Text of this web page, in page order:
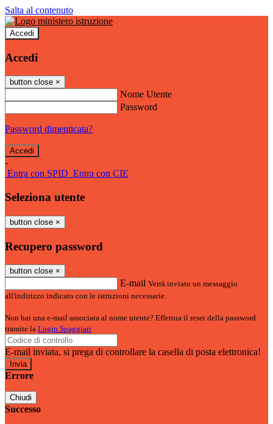
Salta al contenuto
Accedi
Accedi
button close ×
Nome Utente
Password
Password dimenticata?
-
Entra con SPID Entra con CIE
Seleziona utente
button close ×
Recupero password
button close ×
E-mail Verrà inviato un messaggio
all'indirizzo indicato con le istruzioni necessarie.
Non hai una e-mail associata al nome utente? Effettua il reset della password
tramite la Login Spaggiari
E-mail inviata, si prega di controllare la casella di posta elettronica!
Errore
Chiudi
Successo